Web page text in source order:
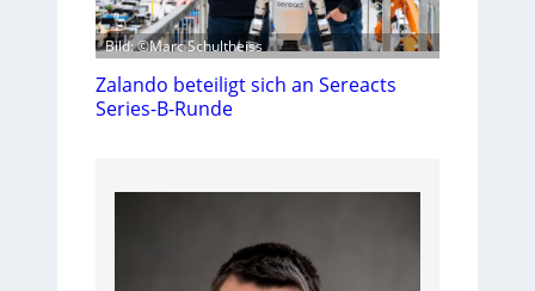
Bild: ©Marc Schultheiss
Zalando beteiligt sich an Sereacts
Series-B-Runde